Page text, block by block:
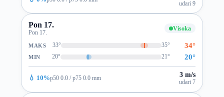
udari 9
Pon 17.
Pon 17.
Visoka
MAKS 33° 35° 34°
MIN 20° 21° 20°
💧 10%p50 0.0 / p75 0.0 mm 3 m/s
udari 7